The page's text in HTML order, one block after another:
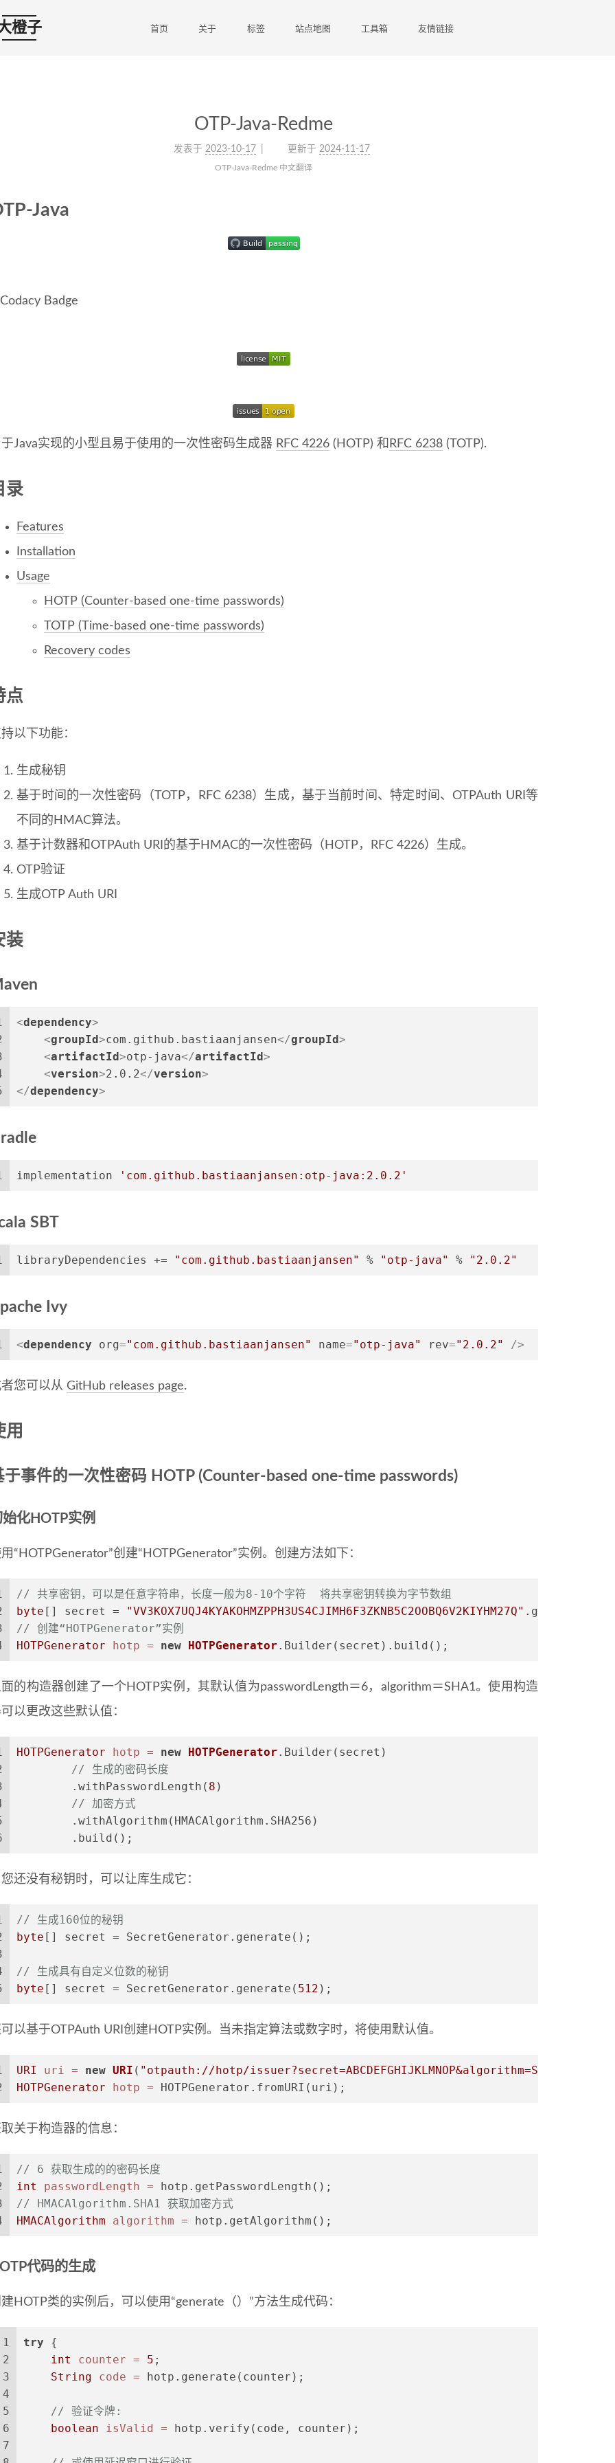
橙子 首页 关于 标签 站点地图 工具箱 友情链接
OTP-Java-Redme
发表于 2023-10-17 更新于 2024-11-17
OTP-Java-Redme 中文翻译
Java
Java实现的小型且易于使用的一次性密码生成器 RFC 4226 (HOTP) 和 RFC 6238 (TOTP).
录
Features
Installation
Usage
HOTP (Counter-based one-time passwords)
TOTP (Time-based one-time passwords)
Recovery codes
点
以下功能：
生成秘钥
基于时间的一次性密码（TOTP，RFC 6238）生成，基于当前时间、特定时间、OTPAuth URI等
不同的HMAC算法。
基于计数器和OTPAuth URI的基于HMAC的一次性密码（HOTP，RFC 4226）生成。
OTP验证
生成OTP Auth URI
装
<dependency>
<groupId>com.github.bastiaanjansen</groupId>
<artifactId>otp-java</artifactId>
<version>2.0.2</version>
</dependency>
implementation 'com.github.bastiaanjansen:otp-java:2.0.2'
SBT
libraryDependencies += "com.github.bastiaanjansen" % "otp-java" % "2.0.2"
Ivy
<dependency org="com.github.bastiaanjansen" name="otp-java" rev="2.0.2" />
您可以从 GitHub releases page.
用
于事件的一次性密码 HOTP (Counter-based one-time passwords)
始化HOTP实例
“HOTPGenerator”创建“HOTPGenerator”实例。创建方法如下：
// 共享密钥，可以是任意字符串，长度一般为8-10个字符  将共享密钥转换为字节数组
byte [] secret = "VV3KOX7UQJ4KYAKOHMZPPH3US4CJIMH6F3ZKNB5C2OOBQ6V2KIYHM27Q" .getBytes();
// 创建“HOTPGenerator”实例
HOTPGenerator
hotp = new HOTPGenerator .Builder(secret).build();
的构造器创建了一个HOTP实例，其默认值为passwordLength＝6，algorithm＝SHA1。使用构造
以更改这些默认值：
HOTPGenerator hotp = new HOTPGenerator .Builder(secret)
// 生成的密码长度
        .withPasswordLength(
8 )
// 加密方式
        .withAlgorithm(HMACAlgorithm.SHA256)
        .build();
还没有秘钥时，可以让库生成它：
// 生成160位的秘钥
byte [] secret = SecretGenerator.generate();
// 生成具有自定义位数的秘钥
byte [] secret = SecretGenerator.generate( 512 );
以基于OTPAuth URI创建HOTP实例。当未指定算法或数字时，将使用默认值。
URI uri = new URI ( "otpauth://hotp/
HOTPGenerator
hotp = HOTPGenerator.fromURI(uri);
关于构造器的信息：
// 6 获取生成的的密码长度
int
passwordLength = hotp.getPasswordLength();
// HMACAlgorithm.SHA1 获取加密方式
HMACAlgorithm
algorithm = hotp.getAlgorithm();
代码的生成
HOTP类的实例后，可以使用“generate（）”方法生成代码：
1
2
3
4
5
6
7
try {
int
counter = 5 ;
String
code = hotp.generate(counter);
// 验证令牌:
boolean
isValid = hotp.verify(code, counter);